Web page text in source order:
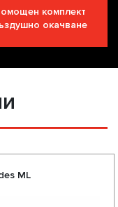
комплект
окачване
ML